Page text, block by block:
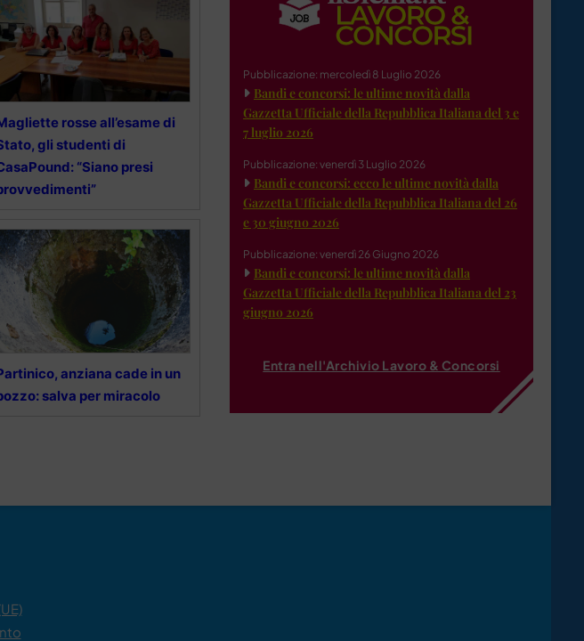
rosse all’esame di
gli studenti di
“Siano presi
anziana cade in un
salva per miracolo
Pubblicazione: mercoledì 8 Luglio 2026
Bandi e concorsi: le ultime novità dalla
Gazzetta Ufficiale della Repubblica Italiana del 3 e
7 luglio 2026
Pubblicazione: venerdì 3 Luglio 2026
Bandi e concorsi: ecco le ultime novità dalla
Gazzetta Ufficiale della Repubblica Italiana del 26
e 30 giugno 2026
Pubblicazione: venerdì 26 Giugno 2026
Bandi e concorsi: le ultime novità dalla
Gazzetta Ufficiale della Repubblica Italiana del 23
giugno 2026
Entra nell'Archivio Lavoro & Concorsi